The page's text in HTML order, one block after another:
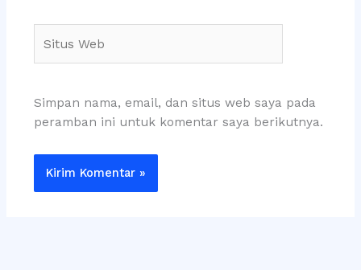
Web
Simpan nama, email, dan situs web saya pada
peramban ini untuk komentar saya berikutnya.